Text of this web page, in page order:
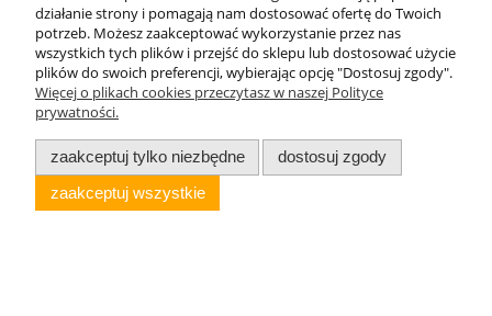
Płatności i dostawa
Informacje
Oficyna Wydawnicza VOCATIO sp. z o.o.
Wszystkie prawa zastrzeżone
pokaż pełną wersję strony
działanie strony i pomagają nam dostosować ofertę do Twoich
potrzeb. Możesz zaakceptować wykorzystanie przez nas
wszystkich tych plików i przejść do sklepu lub dostosować użycie
plików do swoich preferencji, wybierając opcję "Dostosuj zgody".
Więcej o plikach cookies przeczytasz w naszej Polityce
prywatności.
zaakceptuj tylko niezbędne
dostosuj zgody
zaakceptuj wszystkie